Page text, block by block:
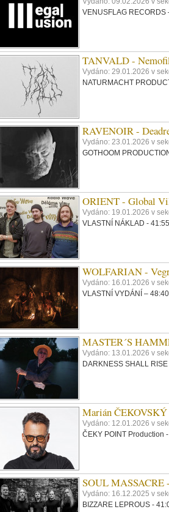
VENUSFLAG RECORDS
TANVALD -
Vydáno: 29.01.2026 v
NATURMACHT
RAVENOIR -
Vydáno: 23.01.2026 v
GOTHOOM
ORIENT - Global
Vydáno: 19.01.2026 v
VLASTNÍ NÁKLAD -
WOLFARIAN -
Vydáno: 16.01.2026 v
VLASTNÍ VYDÁNÍ –
MASTER´S
Vydáno: 13.01.2026 v
DARKNESS SHALL
Marián
Vydáno: 12.01.2026 v
ČEKY POINT Production
SOUL MASSACRE
Vydáno: 16.12.2025 v
BIZZARE LEPROUS -